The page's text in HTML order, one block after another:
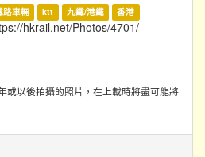
路車輛 ktt 九鐵/港鐵 香港
hkrail.net/Photos/4701/
或以後拍攝的照片，在上載時將盡可能將